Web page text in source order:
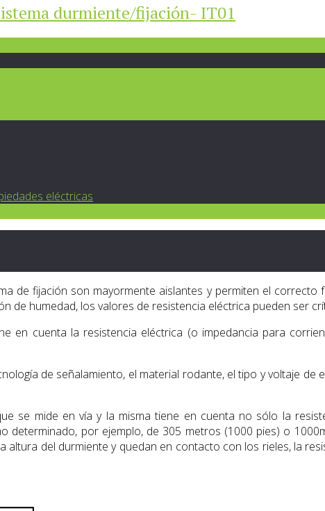
durmiente/fijación- IT01
eléctricas
de fijación son mayormente aislantes y permiten el
de humedad, los valores de resistencia eléctrica pueden ser
en cuenta la resistencia eléctrica (o impedancia para
de señalamiento, el material rodante, el tipo y voltaje
se mide en vía y la misma tiene en cuenta no sólo la
determinado, por ejemplo, de 305 metros (1000 pies) o
altura del durmiente y quedan en contacto con los rieles, la